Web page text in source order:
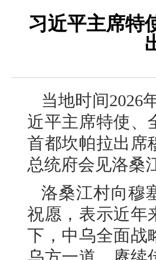
习近平主席特
当地时间2026
近平主席特使、
首都坎帕拉出席
总统府会见洛桑
洛桑江村向穆
祝愿，表示近年
下，中乌全面战